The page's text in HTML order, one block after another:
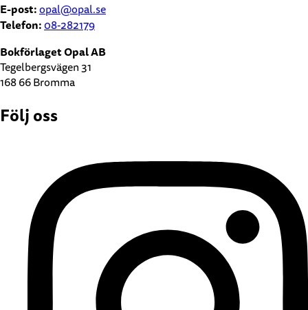
E-post:opal@opal.se
Telefon:08-282179
Bokförlaget Opal AB
Tegelbergsvägen 31
168 66 Bromma
Följ oss